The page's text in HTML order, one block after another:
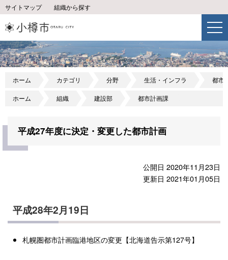
サイトマップ 組織から探す
ホーム カテゴリ 分野 生活・インフラ 都市
ホーム 組織 建設部 都市計画課
平成27年度に決定・変更した都市計画
公開日 2020年11月23日
更新日 2021年01月05日
平成28年2月19日
札幌圏都市計画臨港地区の変更【北海道告示第127号】